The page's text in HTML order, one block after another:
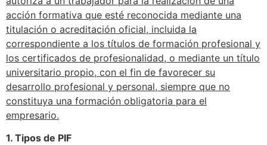
acción formativa que esté reconocida mediante una
titulación o acreditación oficial, incluida la
correspondiente a los títulos de formación profesional y
los certificados de profesionalidad, o mediante un título
universitario propio, con el fin de favorecer su
desarrollo profesional y personal, siempre que no
constituya una formación obligatoria para el
empresario.
1. Tipos de PIF